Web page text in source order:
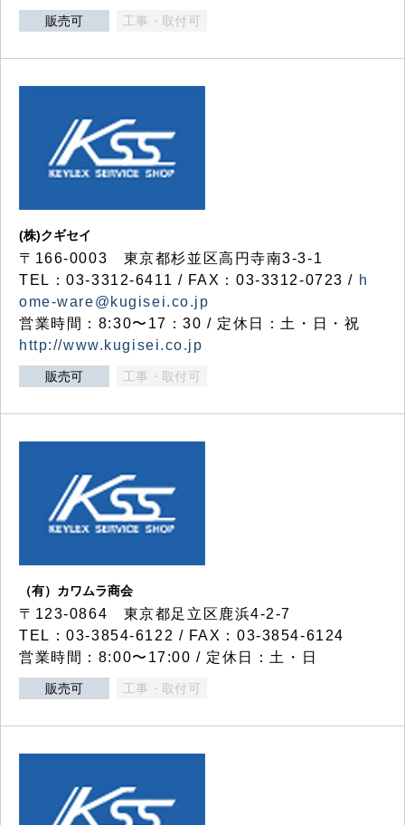
販売可 工事・取付可
(株)クギセイ
〒166-0003 東京都杉並区高円寺南3-3-1
TEL：03-3312-6411 / FAX：03-3312-0723 / h
ome-ware@kugisei.co.jp
営業時間：8:30〜17：30 / 定休日：土・日・祝
http://www.kugisei.co.jp
販売可 工事・取付可
（有）カワムラ商会
〒123-0864 東京都足立区鹿浜4-2-7
TEL：03-3854-6122 / FAX：03-3854-6124
営業時間：8:00〜17:00 / 定休日：土・日
販売可 工事・取付可